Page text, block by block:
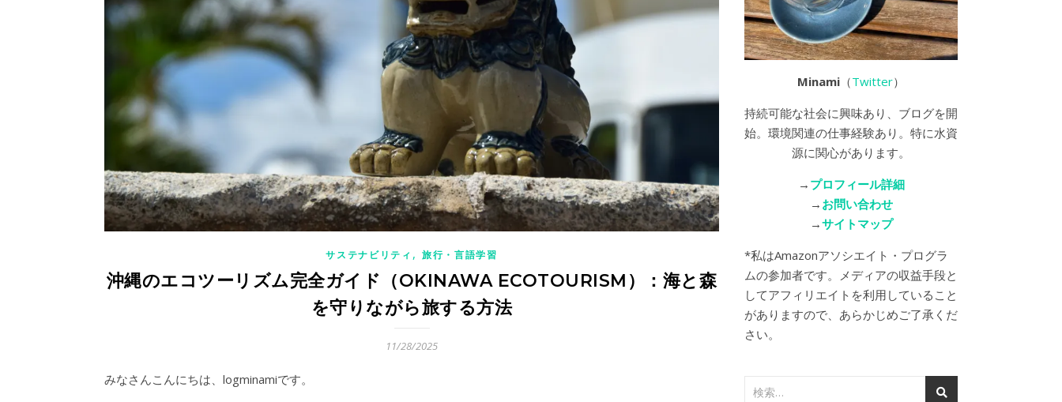
サステナビリティ , 旅行・言語学習
沖縄のエコツーリズム完全ガイド（OKINAWA ECOTOURISM）：海と森
を守りながら旅する方法
11/28/2025
みなさんこんにちは、logminamiです。
Minami （Twitter）
持続可能な社会に興味あり、ブログを開
始。環境関連の仕事経験あり。特に水資
源に関心があります。
→ プロフィール詳細
→ お問い合わせ
→サイトマップ
*私はAmazonアソシエイト・プログラ
ムの参加者です。メディアの収益手段と
してアフィリエイトを利用していること
がありますので、あらかじめご了承くだ
さい。